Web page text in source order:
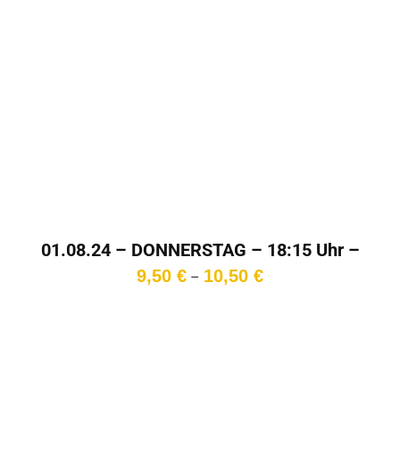
01.08.24 – DONNERSTAG – 18:15 Uhr –
35mm
9,50 € – 10,50 €Preisspanne: